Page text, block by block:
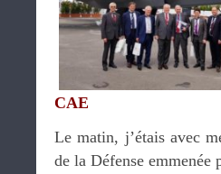
CAE
Le matin, j’étais avec
de la Défense emmenée